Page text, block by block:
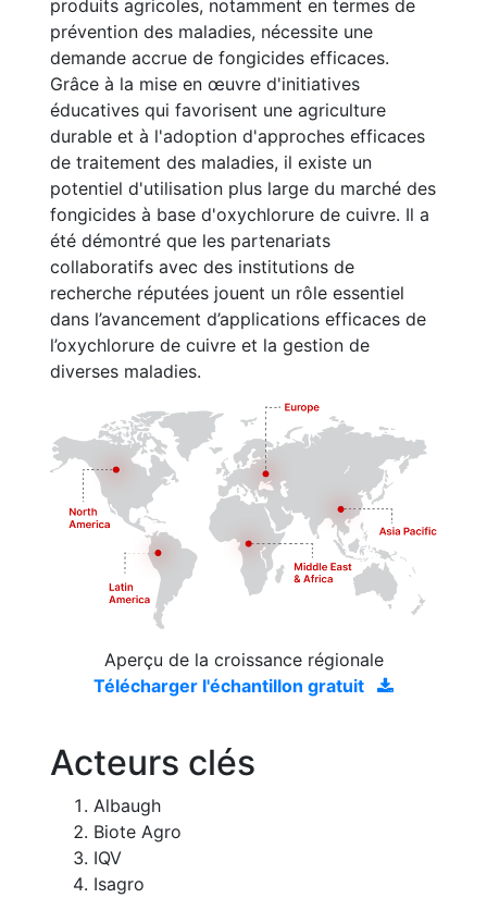
produits agricoles, notamment en termes de
prévention des maladies, nécessite une
demande accrue de fongicides efficaces.
Grâce à la mise en œuvre d'initiatives
éducatives qui favorisent une agriculture
durable et à l'adoption d'approches efficaces
de traitement des maladies, il existe un
potentiel d'utilisation plus large du marché des
fongicides à base d'oxychlorure de cuivre. Il a
été démontré que les partenariats
collaboratifs avec des institutions de
recherche réputées jouent un rôle essentiel
dans l’avancement d’applications efficaces de
l’oxychlorure de cuivre et la gestion de
diverses maladies.
Aperçu de la croissance régionale
Télécharger l'échantillon gratuit
Acteurs clés
Albaugh
Biote Agro
IQV
Isagro